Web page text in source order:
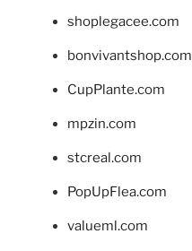
shoplegacee.com
bonvivantshop.com
CupPlante.com
mpzin.com
stcreal.com
PopUpFlea.com
valueml.com